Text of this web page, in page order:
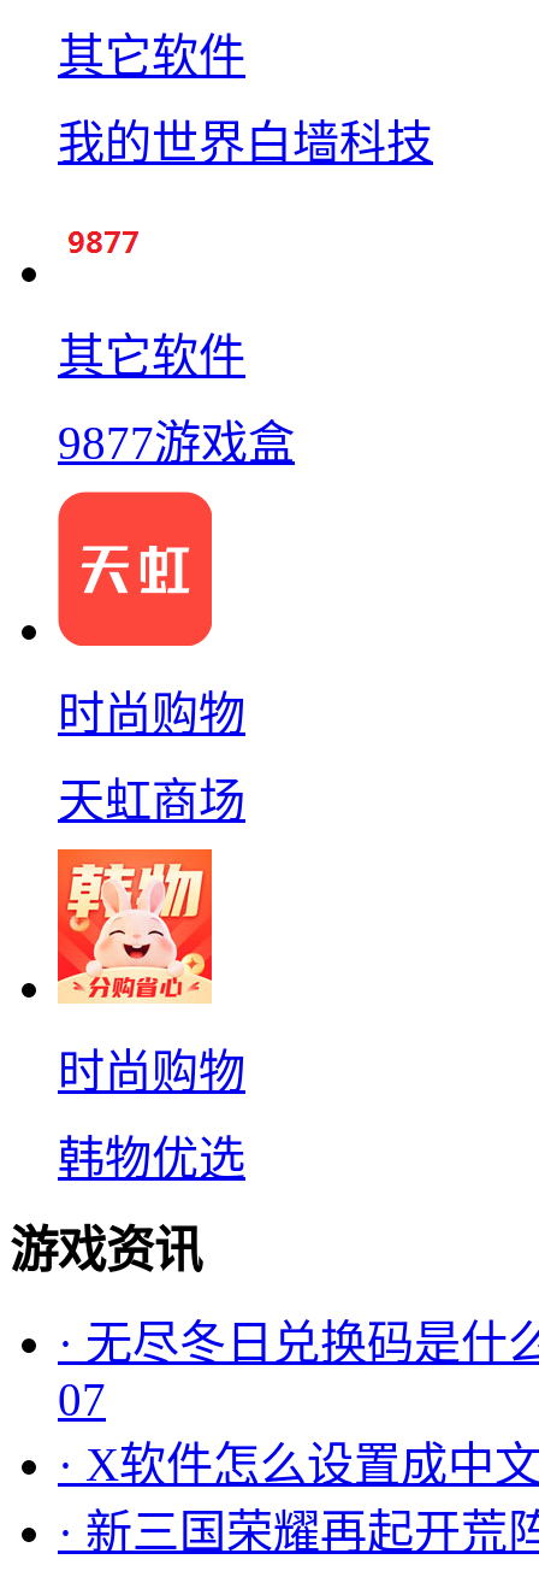
其它软件
我的世界白墙科技
其它软件
9877游戏盒
时尚购物
天虹商场
时尚购物
韩物优选
游戏资讯
· 无尽冬日兑换码是什
07
· X软件怎么设置成中
· 新三国荣耀再起开荒